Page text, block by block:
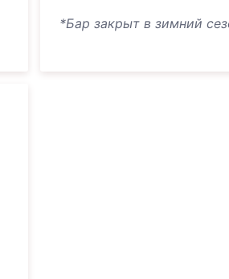
*Бар закрыт в зимний